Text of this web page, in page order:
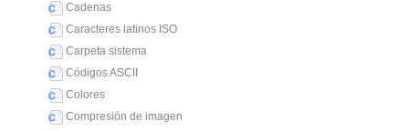
Cadenas
Caracteres latinos ISO
Carpeta sistema
Códigos ASCII
Colores
Compresión de imagen